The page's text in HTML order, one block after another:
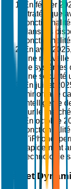
En février
stratégique
dans les
En avril
une
de
une sécurité
En juillet
minoritaire
intelligente
sur le
En octobre
d'iPhone,
rapidement
technologie
Market